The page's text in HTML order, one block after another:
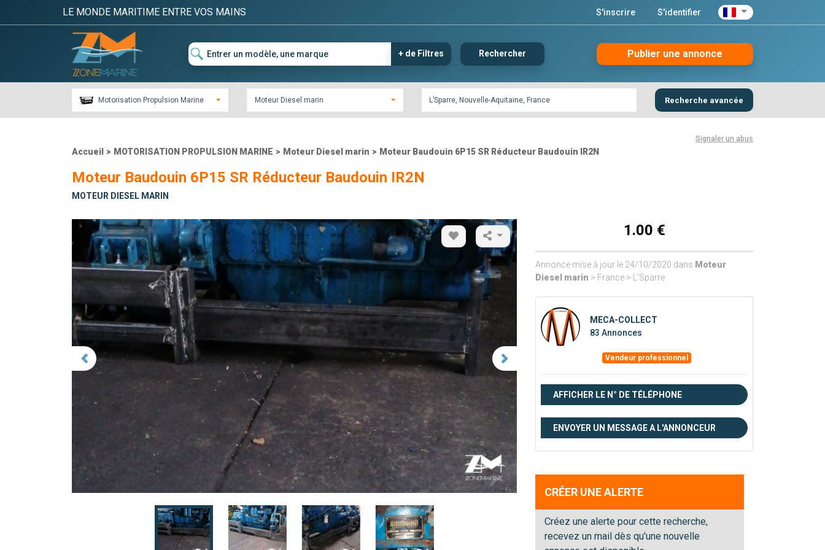
LE MONDE MARITIME ENTRE VOS MAINS S'inscrire S'identifier
+ de Filtres Rechercher Publier une annonce
Motorisation Propulsion Marine Moteur Diesel marin Recherche avancée
Signaler un abus
Accueil > MOTORISATION PROPULSION MARINE > Moteur Diesel marin > Moteur Baudouin 6P15 SR Réducteur Baudouin IR2N
Moteur Baudouin 6P15 SR Réducteur Baudouin IR2N
MOTEUR DIESEL MARIN
1.00 €
Annonce mise à jour le 24/10/2020 dans Moteur
Diesel marin > France > L’Sparre
MECA-COLLECT
83 Annonces
Vendeur professionnel
AFFICHER LE N° DE TÉLÉPHONE
ENVOYER UN MESSAGE A L'ANNONCEUR
CRÉER UNE ALERTE
Créez une alerte pour cette recherche,
recevez un mail dès qu'une nouvelle